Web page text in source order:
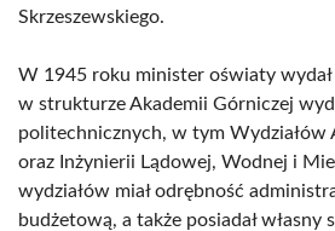
Skrzeszewskiego.
W 1945 roku minister oświaty wydał
w strukturze Akademii Górniczej
politechnicznych, w tym Wydziałów
oraz Inżynierii Lądowej, Wodnej i
wydziałów miał odrębność
budżetową, a także posiadał własny